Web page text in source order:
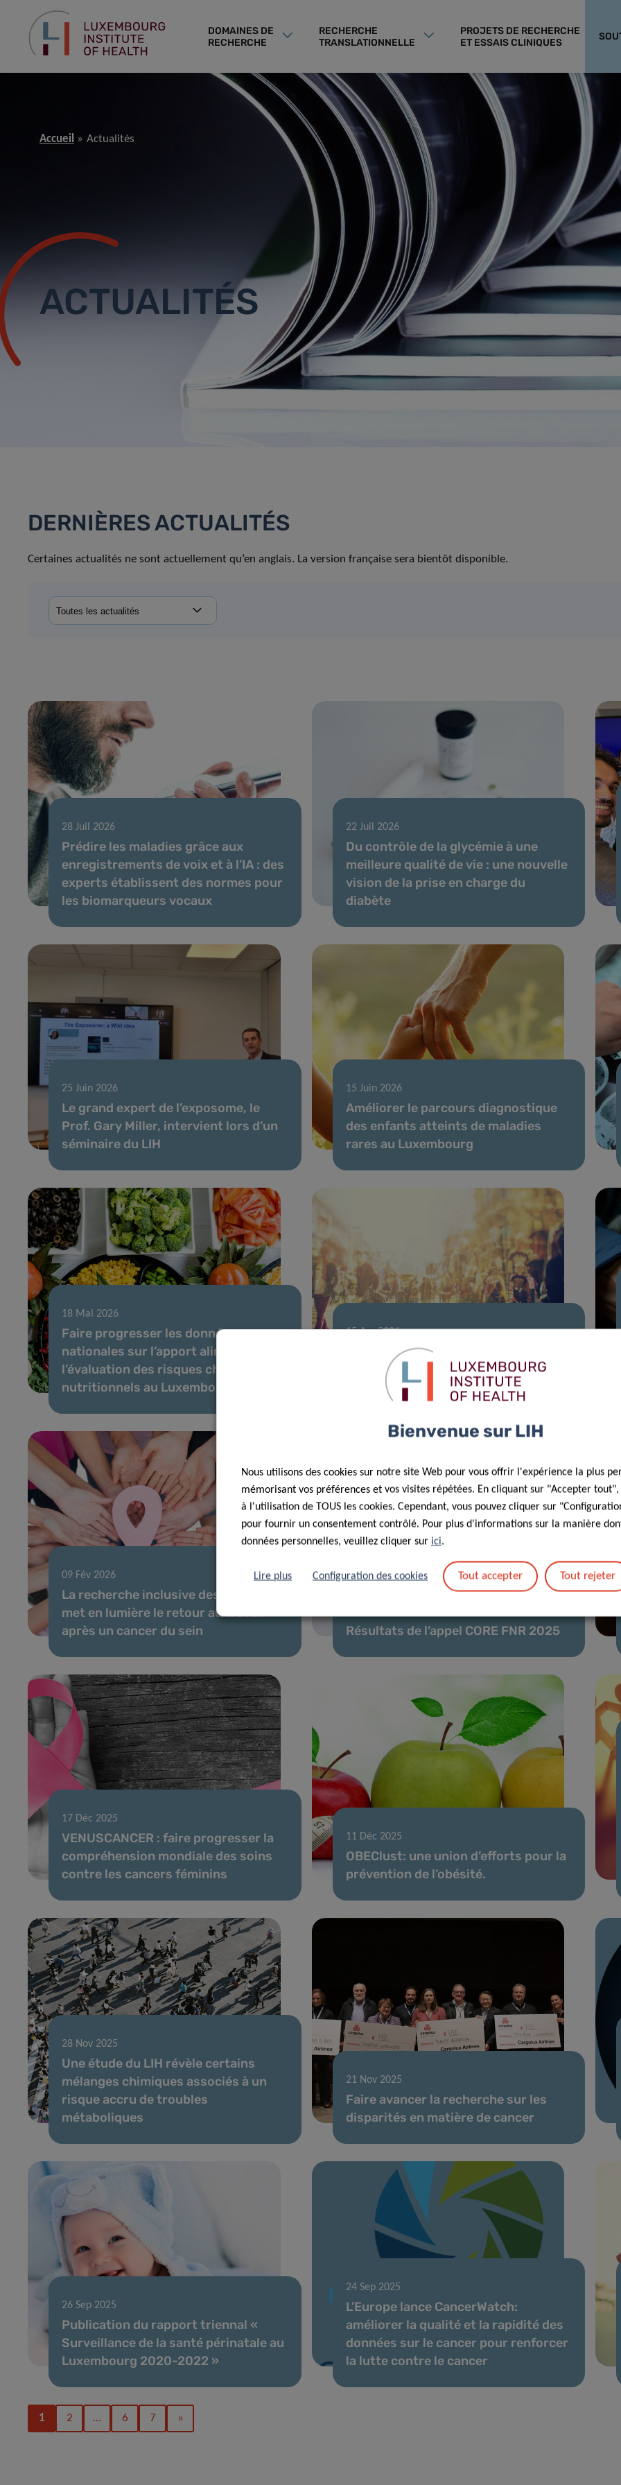
DOMAINES DE
RECHERCHE
RECHERCHE
TRANSLATIONNELLE
PROJETS DE RECHERCHE
ET ESSAIS CLINIQUES
Accueil Actualités
ACTUALITÉS
DERNIÈRES ACTUALITÉS
Certaines actualités ne sont actuellement qu’en anglais. La version française sera bientôt disponible.
28 Juil 2026
Prédire les maladies grâce aux
enregistrements de voix et à l’IA : des
experts établissent des normes pour
les biomarqueurs vocaux
22 Juil 2026
Du contrôle de la glycémie à une
meilleure qualité de vie : une nouvelle
vision de la prise en charge du
diabète
25 Juin 2026
Le grand expert de l’exposome, le
Prof. Gary Miller, intervient lors d’un
séminaire du LIH
15 Juin 2026
Améliorer le parcours diagnostique
des enfants atteints de maladies
rares au Luxembourg
18 Mai 2026
Faire progresser les données
nationales sur l’apport alimentaire et
l’évaluation des risques chimiques et
nutritionnels au Luxembourg
15 Avr 2026
L’équipe du LIH fait progresser la
recherche sur l’exposome chimique
humain
09 Fév 2026
La recherche inclusive des patients
met en lumière le retour au travail
après un cancer du sein
Résultats de l’appel CORE FNR 2025
17 Déc 2025
VENUSCANCER : faire progresser la
compréhension mondiale des soins
contre les cancers féminins
11 Déc 2025
OBEClust: une union d’efforts pour la
prévention de l’obésité.
28 Nov 2025
Une étude du LIH révèle certains
mélanges chimiques associés à un
risque accru de troubles
métaboliques
21 Nov 2025
Faire avancer la recherche sur les
disparités en matière de cancer
26 Sep 2025
Publication du rapport triennal «
Surveillance de la santé périnatale au
Luxembourg 2020-2022 »
24 Sep 2025
L’Europe lance CancerWatch:
améliorer la qualité et la rapidité des
données sur le cancer pour renforcer
la lutte contre le cancer
1 2 … 6 7 »
Bienvenue sur LIH
Nous utilisons des cookies sur notre site Web pour vous offrir l'expérience la plus
mémorisant vos préférences et vos visites répétées. En cliquant sur "Accepter tout",
à l'utilisation de TOUS les cookies. Cependant, vous pouvez cliquer sur
pour fournir un consentement contrôlé. Pour plus d'informations sur la manière
données personnelles, veuillez cliquer sur ici.
Lire plus Configuration des cookies Tout accepter Tout rejeter